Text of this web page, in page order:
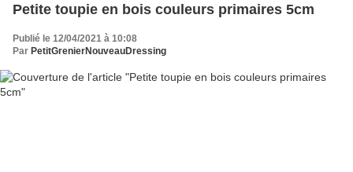
Petite toupie en bois couleurs primaires 5cm
Publié le 12/04/2021 à 10:08
Par PetitGrenierNouveauDressing